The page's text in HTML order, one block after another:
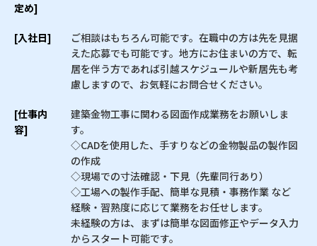
定め]
[入社日]
ご相談はもちろん可能です。在職中の方は先を見据
えた応募でも可能です。地方にお住まいの方で、転
居を伴う方であれば引越スケジュールや新居先も考
慮しますので、お気軽にお問合せください。
[仕事内
容]
建築金物工事に関わる図面作成業務をお願いしま
す。
◇CADを使用した、手すりなどの金物製品の製作図
の作成
◇現場での寸法確認・下見（先輩同行あり）
◇工場への製作手配、簡単な見積・事務作業 など
経験・習熟度に応じて業務をお任せします。
未経験の方は、まずは簡単な図面修正やデータ入力
からスタート可能です。